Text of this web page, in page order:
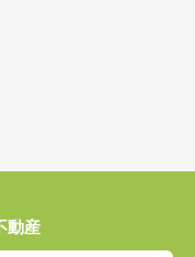
動産